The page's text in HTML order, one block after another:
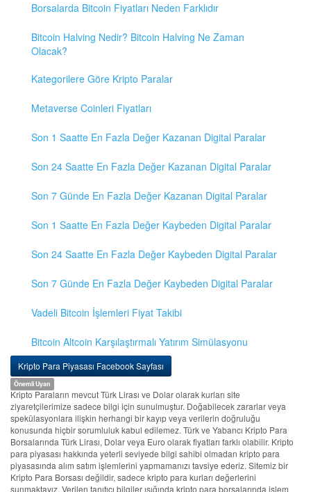
Borsalarda Bitcoin Fiyatları Neden Farklıdır
Bitcoin Halving Nedir? Bitcoin Halving Ne Zaman
Olacak?
Kategorilere Göre Kripto Paralar
Metaverse Coinleri Fiyatları
Son 1 Saatte En Fazla Değer Kazanan Digital Paralar
Son 24 Saatte En Fazla Değer Kazanan Digital Paralar
Son 7 Günde En Fazla Değer Kazanan Digital Paralar
Son 1 Saatte En Fazla Değer Kaybeden Digital Paralar
Son 24 Saatte En Fazla Değer Kaybeden Digital Paralar
Son 7 Günde En Fazla Değer Kaybeden Digital Paralar
Vadeli Bitcoin İşlemleri Fiyat Takibi
Bitcoin Altcoin Karşılaştırmalı Yatırım Simülasyonu
Kripto Para Piyasası Facebook Sayfası
Önemli Uyarı
Kripto Paraların mevcut Türk Lirası ve Dolar olarak kurları site
ziyaretçilerimize sadece bilgi için sunulmuştur. Doğabilecek zararlar veya
spekülasyonlara ilişkin herhangi bir kayıp veya verilerin doğruluğu
konusunda hiçbir sorumluluk kabul edilemez. Türk ve Yabancı Kripto Para
Borsalarında Türk Lirası, Dolar veya Euro olarak fiyatları farklı olabilir. Kripto
para piyasası hakkında yeterli seviyede bilgi sahibi olmadan kripto para
piyasasında alım satım işlemlerini yapmamanızı tavsiye ederiz. Sitemiz bir
Kripto Para Borsası değildir, sadece kripto para kurları değerlerini
sunmaktayız. Verilen tanıtıcı bilgiler ışığında kripto para borsalarında işlem